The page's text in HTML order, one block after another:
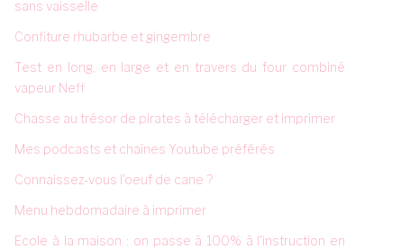
sans vaisselle
Confiture rhubarbe et gingembre
Test en long, en large et en travers du four combiné
vapeur Neff
Chasse au trésor de pirates à télécharger et imprimer
Mes podcasts et chaînes Youtube préférés
Connaissez-vous l'oeuf de cane ?
Menu hebdomadaire à imprimer
Ecole à la maison : on passe à 100% à l'instruction en